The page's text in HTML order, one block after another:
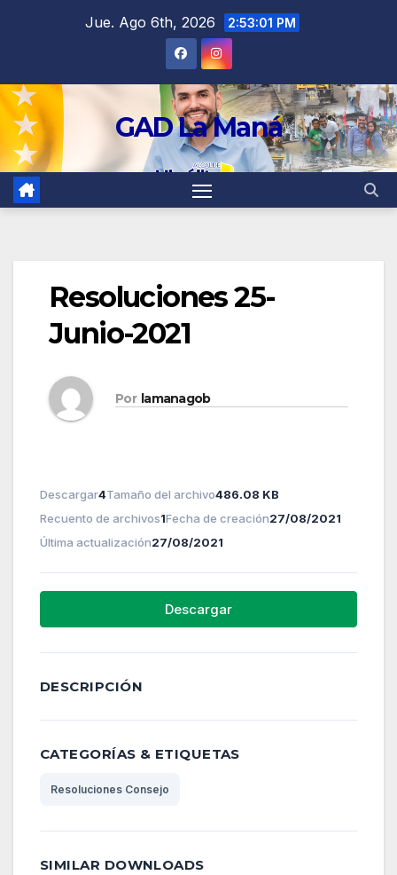
Jue. Ago 6th, 2026 2:53:02 PM
GAD La Maná
Resoluciones 25-
Junio-2021
Por lamanagob
Descargar4Tamaño del archivo486.08 KB
Recuento de archivos1Fecha de creación27/08/2021
Última actualización27/08/2021
Descargar
DESCRIPCIÓN
CATEGORÍAS & ETIQUETAS
Resoluciones Consejo
SIMILAR DOWNLOADS